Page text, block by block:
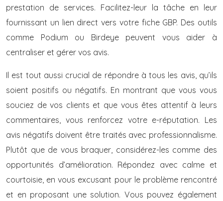
prestation de services. Facilitez-leur la tâche en leur
fournissant un lien direct vers votre fiche GBP. Des outils
comme Podium ou Birdeye peuvent vous aider à
centraliser et gérer vos avis.
Il est tout aussi crucial de répondre à tous les avis, qu’ils
soient positifs ou négatifs. En montrant que vous vous
souciez de vos clients et que vous êtes attentif à leurs
commentaires, vous renforcez votre e-réputation. Les
avis négatifs doivent être traités avec professionnalisme.
Plutôt que de vous braquer, considérez-les comme des
opportunités d’amélioration. Répondez avec calme et
courtoisie, en vous excusant pour le problème rencontré
et en proposant une solution. Vous pouvez également